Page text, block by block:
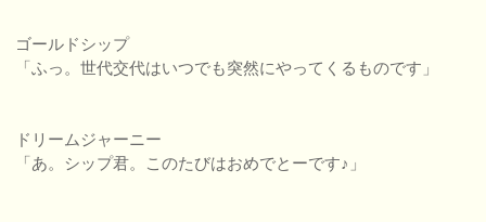
ゴールドシップ
「ふっ。世代交代はいつでも突然にやってくるものです」
ドリームジャーニー
「あ。シップ君。このたびはおめでとーです♪」